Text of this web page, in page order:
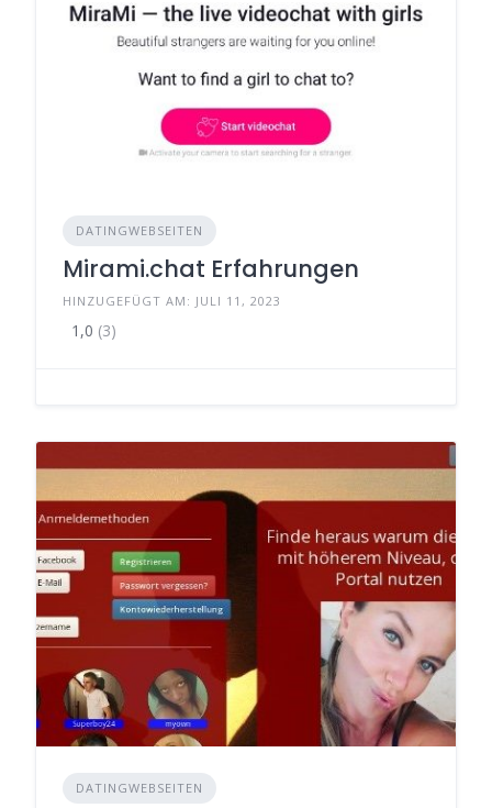
DATINGWEBSEITEN
Mirami.chat Erfahrungen
HINZUGEFÜGT AM: JULI 11, 2023
1,0 (3)
DATINGWEBSEITEN